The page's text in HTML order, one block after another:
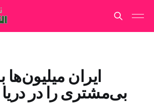
ایران
بی‌مشتری را در دریا